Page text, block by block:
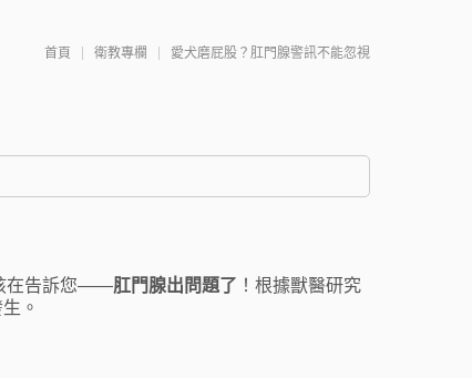
首頁 衛教專欄 愛犬磨屁股？肛門腺警訊不能忽視
在告訴您——肛門腺出問題了 ！根據獸醫研究
。